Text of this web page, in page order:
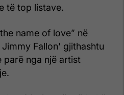
të top listave.
name of love” në
Fallon' gjithashtu
parë nga një artist